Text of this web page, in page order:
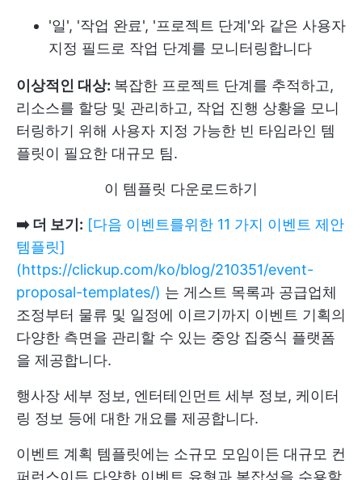
'일', '작업 완료', '프로젝트 단계'와 같은 사용자
지정 필드로 작업 단계를 모니터링합니다
이상적인 대상: 복잡한 프로젝트 단계를 추적하고,
리소스를 할당 및 관리하고, 작업 진행 상황을 모니
터링하기 위해 사용자 지정 가능한 빈 타임라인 템
플릿이 필요한 대규모 팀.
이 템플릿 다운로드하기
➡️ 더 보기: [다음 이벤트를위한 11 가지 이벤트 제안
템플릿]
(https://clickup.com/ko/blog/210351/event-
proposal-templates/) 는 게스트 목록과 공급업체
조정부터 물류 및 일정에 이르기까지 이벤트 기획의
다양한 측면을 관리할 수 있는 중앙 집중식 플랫폼
을 제공합니다.
행사장 세부 정보, 엔터테인먼트 세부 정보, 케이터
링 정보 등에 대한 개요를 제공합니다.
이벤트 계획 템플릿에는 소규모 모임이든 대규모 컨
퍼런스이든 다양한 이벤트 유형과 복잡성을 수용할